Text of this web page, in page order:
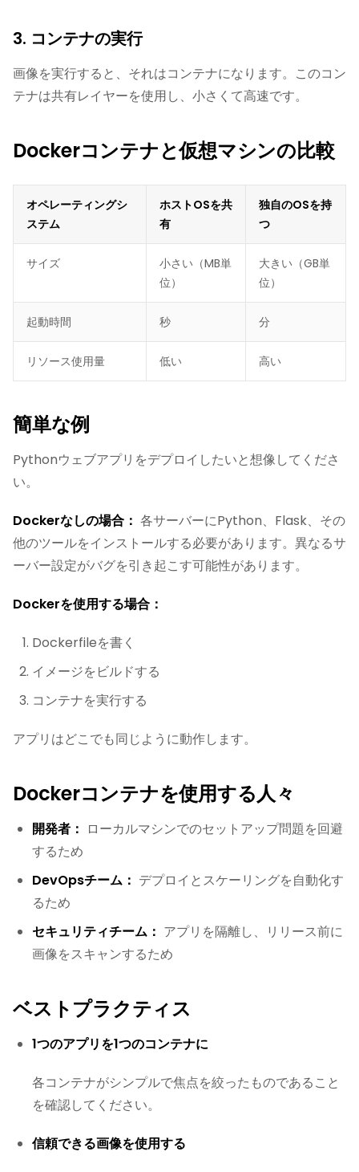
3. コンテナの実行
画像を実行すると、それはコンテナになります。このコン
テナは共有レイヤーを使用し、小さくて高速です。
Dockerコンテナと仮想マシンの比較
オペレーティングシ
ステム
ホストOSを共
有
独自のOSを持
つ
サイズ
小さい（MB単
位）
大きい（GB単
位）
起動時間 秒 分
リソース使用量 低い 高い
簡単な例
Pythonウェブアプリをデプロイしたいと想像してくださ
い。
Dockerなしの場合： 各サーバーにPython、Flask、その
他のツールをインストールする必要があります。異なるサ
ーバー設定がバグを引き起こす可能性があります。
Dockerを使用する場合：
Dockerfileを書く
イメージをビルドする
コンテナを実行する
アプリはどこでも同じように動作します。
Dockerコンテナを使用する人々
開発者： ローカルマシンでのセットアップ問題を回避
するため
DevOpsチーム： デプロイとスケーリングを自動化す
るため
セキュリティチーム： アプリを隔離し、リリース前に
画像をスキャンするため
ベストプラクティス
1つのアプリを1つのコンテナに
各コンテナがシンプルで焦点を絞ったものであること
を確認してください。
信頼できる画像を使用する